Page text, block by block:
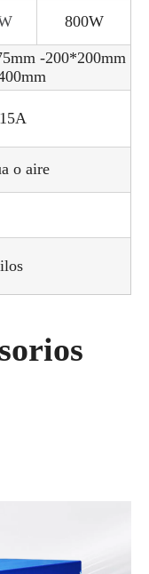
800W
-200*200mm
o aire